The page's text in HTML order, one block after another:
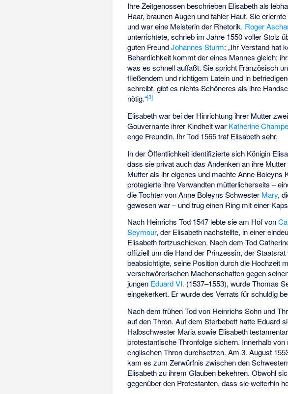
Ihre Zeitgenossen beschrieben Elisabeth als
Haar, braunen Augen und fahler Haut. Sie
und war eine Meisterin der Rhetorik. Roger
unterrichtete, schrieb im Jahre 1550 voller Stolz
guten FreundJohannes Sturm: „Ihr Verstand hat
Beharrlichkeit kommt der eines Mannes gleich;
was es schnell auffaßt. Sie spricht Französisch
fließendem und richtigem Latein und in
schreibt, gibt es nichts Schöneres als ihre
nötig.“[3]
Elisabeth war bei der Hinrichtung ihrer Mutter
Gouvernante ihrer Kindheit war Katherine
enge Freundin. Ihr Tod 1565 traf Elisabeth sehr.
In der Öffentlichkeit identifizierte sich Königin
dass sie privat auch das Andenken an ihre
Mutter als ihr eigenes und machte Anne Boleyns
protegierte ihre Verwandten mütterlicherseits –
die Tochter von Anne Boleyns Schwester Mary,
gewesen war – und trug einen Ring mit einer
Nach Heinrichs Tod 1547 lebte sie am Hof von
Seymour, der Elisabeth nachstellte, in einer
Elisabeth fortzuschicken. Nach dem Tod
offiziell um die Hand der Prinzessin, der
beabsichtigte, seine Position durch die Hochzeit
verschwörerischen Machenschaften gegen
jungen Eduard VI. (1537–1553), wurde Thomas
eingekerkert. Er wurde des Verrats für schuldig
Nach dem frühen Tod von Heinrichs Sohn und
auf den Thron. Auf dem Sterbebett hatte Eduard
Halbschwester Maria sowie Elisabeth
protestantische Thronfolge sichern. Innerhalb
englischen Thron durchsetzen. Am 3. August
kam es zum Zerwürfnis zwischen den
Elisabeth zu ihrem Glauben bekehren. Obwohl
gegenüber den Protestanten, dass sie weiterhin